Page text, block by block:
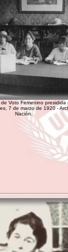
Voto Femenino presidida
7 de marzo de 1920 -
Nación.